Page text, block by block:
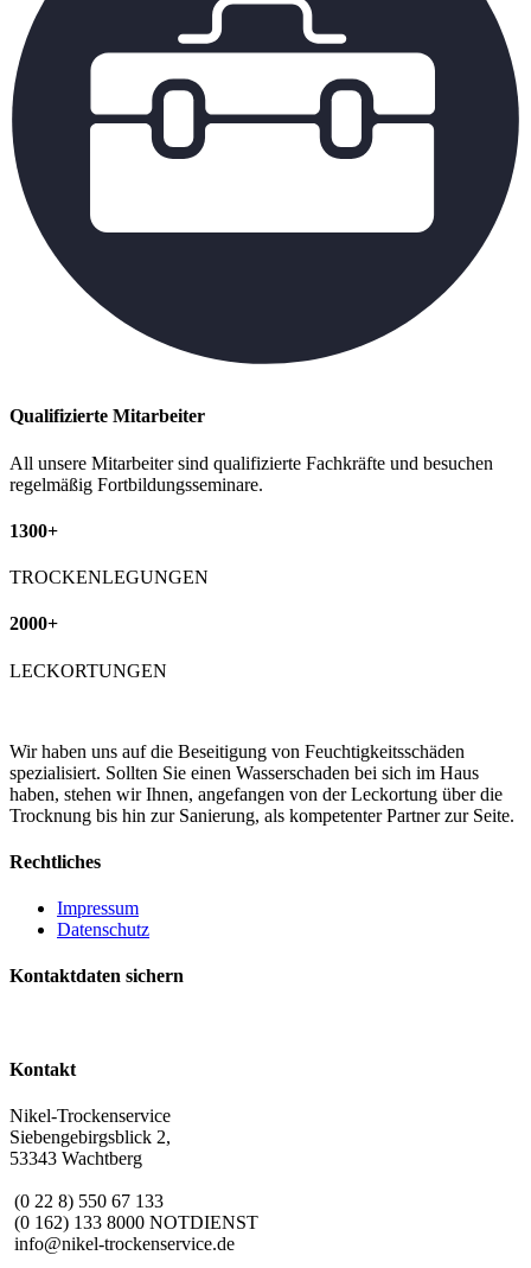
Qualifizierte Mitarbeiter
All unsere Mitarbeiter sind qualifizierte Fachkräfte und besuchen
regelmäßig Fortbildungsseminare.
1300+
TROCKENLEGUNGEN
2000+
LECKORTUNGEN
Wir haben uns auf die Beseitigung von Feuchtigkeitsschäden
spezialisiert. Sollten Sie einen Wasserschaden bei sich im Haus
haben, stehen wir Ihnen, angefangen von der Leckortung über die
Trocknung bis hin zur Sanierung, als kompetenter Partner zur Seite.
Rechtliches
Impressum
Datenschutz
Kontaktdaten sichern
Kontakt
Nikel-Trockenservice
Siebengebirgsblick 2,
53343 Wachtberg
(0 22 8) 550 67 133
(0 162) 133 8000 NOTDIENST
info@nikel-trockenservice.de